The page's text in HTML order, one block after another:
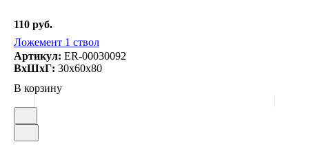
110 руб.
Ложемент 1 ствол
Артикул: ER-00030092
ВxШxГ: 30x60x80
В корзину